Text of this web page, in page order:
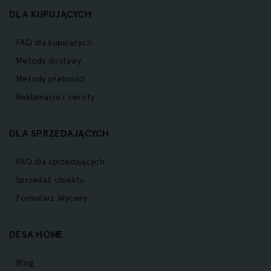
DLA KUPUJĄCYCH
FAQ dla kupujących
Metody dostawy
Metody płatności
Reklamacje i zwroty
DLA SPRZEDAJĄCYCH
FAQ dla sprzedających
Sprzedaż obiektu
Formularz Wyceny
DESA HOME
Blog